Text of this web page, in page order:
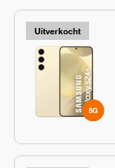
Uitverkocht